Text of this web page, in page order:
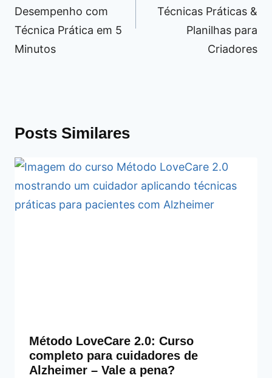
Desempenho com
Técnica Prática em 5
Minutos
Técnicas Práticas &
Planilhas para
Criadores
Posts Similares
Método LoveCare 2.0: Curso
completo para cuidadores de
Alzheimer – Vale a pena?